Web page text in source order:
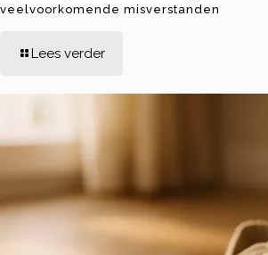
veelvoorkomende misverstanden
Lees verder